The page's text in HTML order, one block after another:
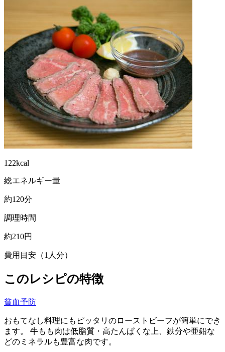
122kcal
総エネルギー量
約120分
調理時間
約210円
費用目安（1人分）
このレシピの特徴
貧血予防
おもてなし料理にもピッタリのローストビーフが簡単にでき
ます。 牛もも肉は低脂質・高たんぱくな上、鉄分や亜鉛な
どのミネラルも豊富な肉です。